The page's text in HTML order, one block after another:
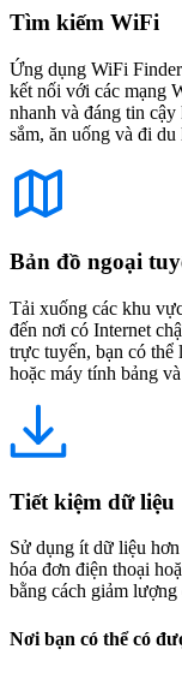
Tìm kiếm WiFi
Ứng dụng WiFi
kết nối với các mạng
nhanh và đáng tin
sắm, ăn uống và đi du
Bản đồ ngoại
Tải xuống các khu
đến nơi có Internet
trực tuyến, bạn có
hoặc máy tính bảng
Tiết kiệm dữ liệu
Sử dụng ít dữ liệu
hóa đơn điện thoại
bằng cách giảm
Nơi bạn có thể có